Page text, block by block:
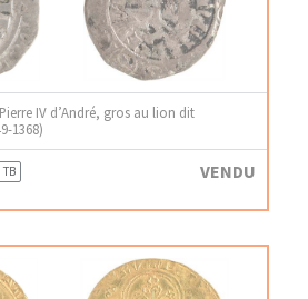
IV d’André, gros au lion dit
1368)
TB VENDU